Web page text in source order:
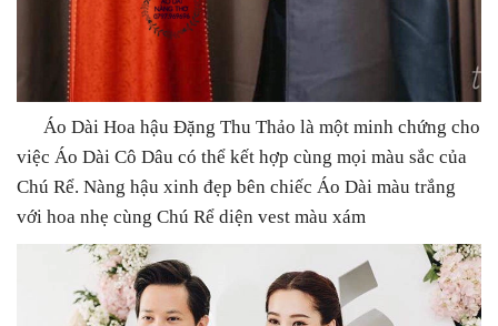
Áo Dài Hoa hậu Đặng Thu Thảo là một minh chứng cho
việc Áo Dài Cô Dâu có thể kết hợp cùng mọi màu sắc của
Chú Rể. Nàng hậu xinh đẹp bên chiếc Áo Dài màu trắng
với hoa nhẹ cùng Chú Rể diện vest màu xám